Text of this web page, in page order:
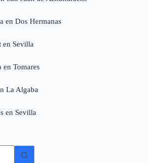
en Dos Hermanas
en Sevilla
en Tomares
La Algaba
en Sevilla